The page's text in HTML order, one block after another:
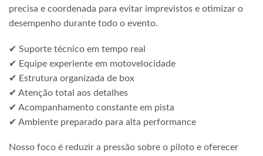
precisa e coordenada para evitar imprevistos e otimizar o
desempenho durante todo o evento.
✔ Suporte técnico em tempo real
✔ Equipe experiente em motovelocidade
✔ Estrutura organizada de box
✔ Atenção total aos detalhes
✔ Acompanhamento constante em pista
✔ Ambiente preparado para alta performance
Nosso foco é reduzir a pressão sobre o piloto e oferecer